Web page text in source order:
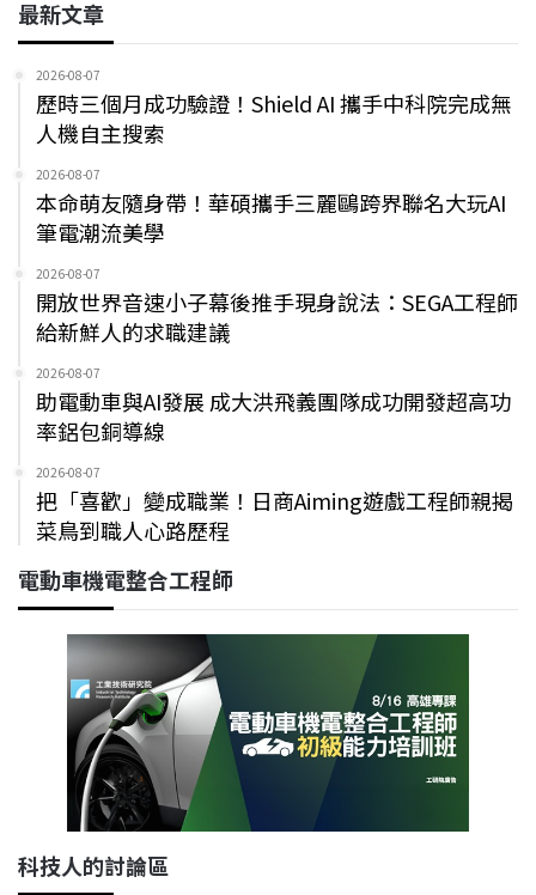
最新文章
2026-08-07
歷時三個月成功驗證！Shield AI 攜手中科院完成無
人機自主搜索
2026-08-07
本命萌友隨身帶！華碩攜手三麗鷗跨界聯名大玩AI
筆電潮流美學
2026-08-07
開放世界音速小子幕後推手現身說法：SEGA工程師
給新鮮人的求職建議
2026-08-07
助電動車與AI發展 成大洪飛義團隊成功開發超高功
率鋁包銅導線
2026-08-07
把「喜歡」變成職業！日商Aiming遊戲工程師親揭
菜鳥到職人心路歷程
電動車機電整合工程師
科技人的討論區